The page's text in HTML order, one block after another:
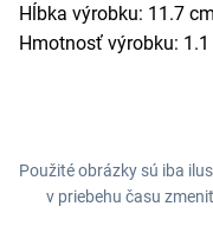
Hĺbka výrobku: 11.7 cm
Hmotnosť výrobku: 1.1
Použité obrázky sú iba
v priebehu času